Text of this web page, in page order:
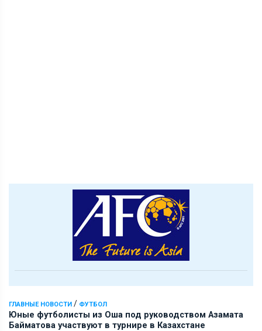
ГЛАВНЫЕ НОВОСТИ / ФУТБОЛ
Юные футболисты из Оша под руководством Азамата
Байматова участвуют в турнире в Казахстане